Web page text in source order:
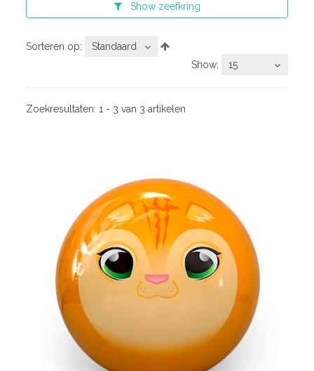
Show zeefkring
Sorteren op:
Standaard
Show:
15
Zoekresultaten:1 - 3 van 3 artikelen